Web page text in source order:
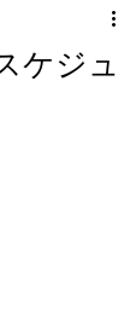
ケジュ